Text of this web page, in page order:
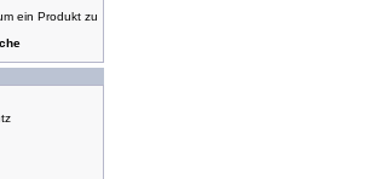
ein Produkt zu